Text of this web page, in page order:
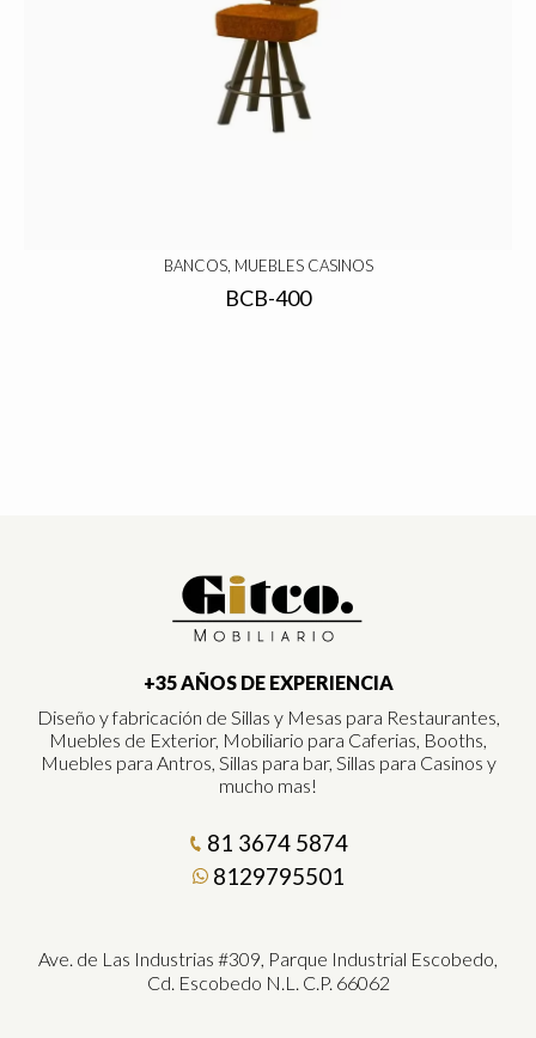
BANCOS, MUEBLES CASINOS
BCB-400
+35 AÑOS DE EXPERIENCIA
Diseño y fabricación de Sillas y Mesas para Restaurantes,
Muebles de Exterior, Mobiliario para Caferias, Booths,
Muebles para Antros, Sillas para bar, Sillas para Casinos y
mucho mas!
81 3674 5874
8129795501
Ave. de Las Industrias #309, Parque Industrial Escobedo,
Cd. Escobedo N.L. C.P. 66062